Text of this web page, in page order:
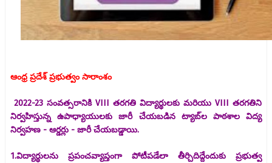
ఆంధ్ర ప్రదేశ్ ప్రభుత్వం సారాంశం
2022-23 సంవత్సరానికి VIII తరగతి విద్యార్థులకు మరియు VIII తరగతిని
నిర్వహిస్తున్న ఉపాధ్యాయులకు జారీ చేయబడిన ట్యాబ్‌ల పాఠశాల విద్య
నిర్వహణ - ఆర్డర్లు - జారీ చేయబడ్డాయి.
1.విద్యార్థులను ప్రపంచవ్యాప్తంగా పోటీపడేలా తీర్చిదిద్దేందుకు ప్రభుత్వ